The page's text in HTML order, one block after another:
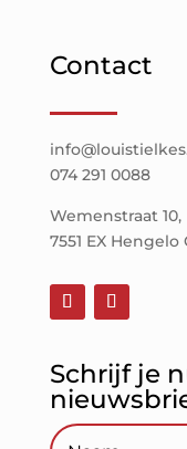
Contact
074 291 0088
Wemenstraat 10,
7551 EX Hengelo
Schrijf je